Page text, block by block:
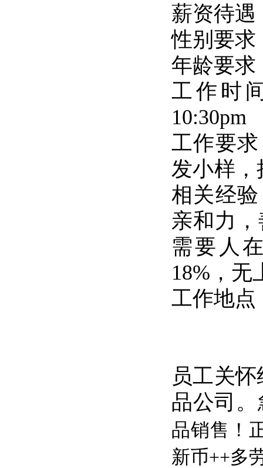
薪资待遇
性别要求
年龄要求
工作时间
10:30pm
工作要
发小样，
相关经
亲和力
需要人
18%，无
工作地点
员工关
品公司。
品销售！
新币++多